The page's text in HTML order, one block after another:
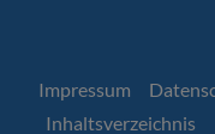
Impressum
Inhaltsverzeichnis